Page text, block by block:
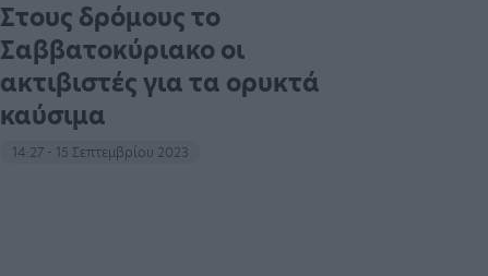
Στους δρόμους το
Σαββατοκύριακο οι
ακτιβιστές για τα ορυκτά
καύσιμα
14:27 - 15 Σεπτεμβρίου 2023